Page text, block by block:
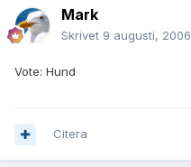
Mark
Skrivet 9 augusti, 2006
Vote: Hund
Citera